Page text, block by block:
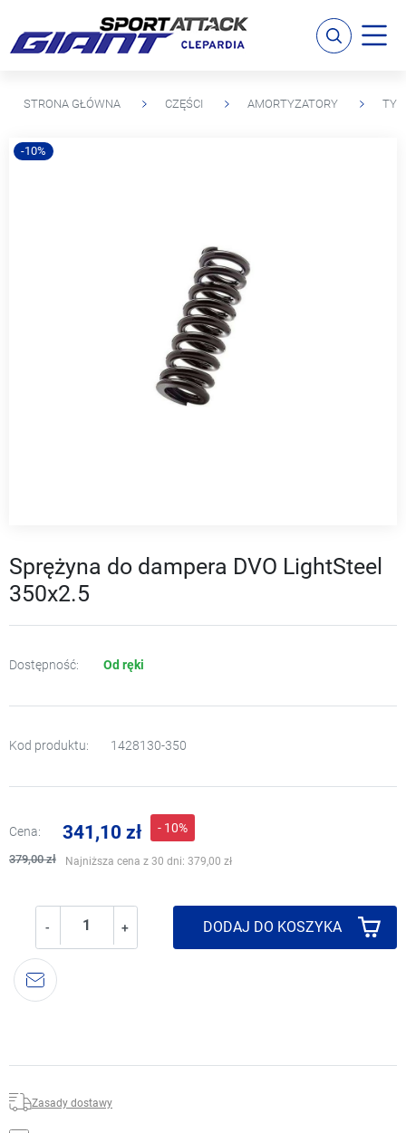
STRONA GŁÓWNA CZĘŚCI AMORTYZATORY
-10%
Sprężyna do dampera DVO LightSteel
350x2.5
Dostępność: Od ręki
Kod produktu: 1428130-350
Cena: 341,10 zł
379,00 zł Najniższa cena z 30 dni: 379,00 zł
- 10%
- + DODAJ DO KOSZYKA
Zasady dostawy